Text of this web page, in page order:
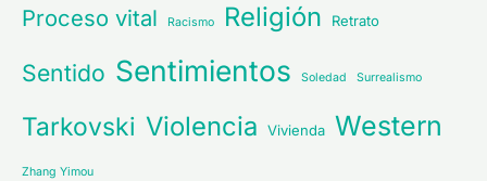
Proceso vital Racismo Religión Retrato
Sentido Sentimientos Soledad Surrealismo
Tarkovski Violencia Vivienda Western
Zhang Yimou